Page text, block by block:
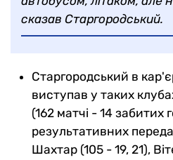
сказав Старгородський.
Старгородський в
виступав у таких
(162 матчі - 14 забитих
результативних
Шахтар (105 - 19, 21),